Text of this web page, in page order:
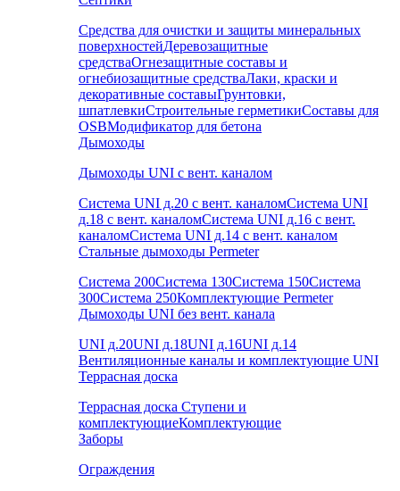
Средства для очистки и защиты минеральных
поверхностейДеревозащитные
средстваОгнезащитные составы и
огнебиозащитные средстваЛаки, краски и
декоративные составыГрунтовки,
шпатлевкиСтроительные герметикиСоставы для
OSBМодификатор для бетона
Дымоходы
Дымоходы UNI с вент. каналом
Система UNI д.20 с вент. каналомСистема UNI
д.18 с вент. каналомСистема UNI д.16 с вент.
каналомСистема UNI д.14 с вент. каналом
Стальные дымоходы Permeter
Система 200Система 130Система 150Система
300Система 250Комплектующие Permeter
Дымоходы UNI без вент. канала
UNI д.20UNI д.18UNI д.16UNI д.14
Вентиляционные каналы и комплектующие UNI
Террасная доска
Террасная доска Ступени и
комплектующиеКомплектующие
Заборы
Ограждения